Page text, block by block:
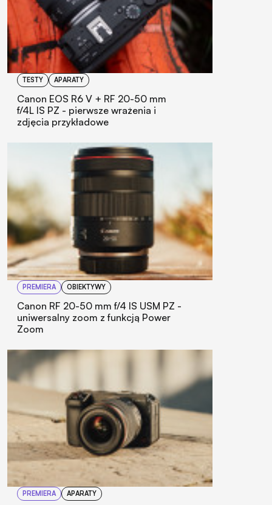
TESTY APARATY
Canon EOS R6 V + RF 20-50 mm
f/4L IS PZ - pierwsze wrażenia i
zdjęcia przykładowe
PREMIERA OBIEKTYWY
Canon RF 20-50 mm f/4 IS USM PZ -
uniwersalny zoom z funkcją Power
Zoom
PREMIERA APARATY